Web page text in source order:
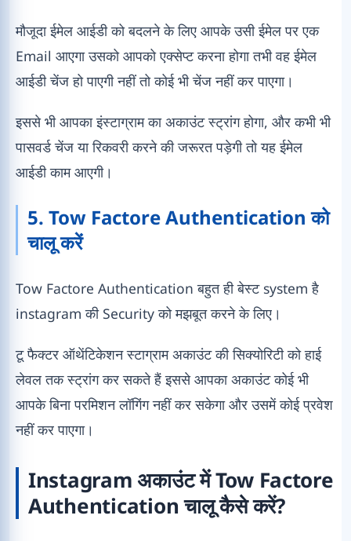
मौजूदा ईमेल आईडी को बदलने के लिए आपके उसी ईमेल पर एक
Email आएगा उसको आपको एक्सेप्ट करना होगा तभी वह ईमेल
आईडी चेंज हो पाएगी नहीं तो कोई भी चेंज नहीं कर पाएगा।
इससे भी आपका इंस्टाग्राम का अकाउंट स्ट्रांग होगा, और कभी भी
पासवर्ड चेंज या रिकवरी करने की जरूरत पड़ेगी तो यह ईमेल
आईडी काम आएगी।
5. Tow Factore Authentication को
चालू करें
Tow Factore Authentication बहुत ही बेस्ट system है
instagram की Security को मझबूत करने के लिए।
टू फैक्टर ऑथेंटिकेशन स्टाग्राम अकाउंट की सिक्योरिटी को हाई
लेवल तक स्ट्रांग कर सकते हैं इससे आपका अकाउंट कोई भी
आपके बिना परमिशन लॉगिंग नहीं कर सकेगा और उसमें कोई प्रवेश
नहीं कर पाएगा।
Instagram अकाउंट में Tow Factore
Authentication चालू कैसे करें?